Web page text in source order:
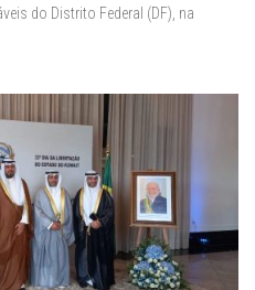
do Distrito Federal (DF), na